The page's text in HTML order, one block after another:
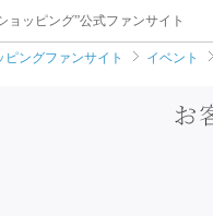
ョッピング”公式ファンサイト
ングファンサイト イベント